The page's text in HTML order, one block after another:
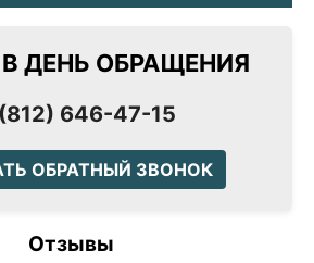
ДЕНЬ ОБРАЩЕНИЯ
646-47-15
ОБРАТНЫЙ ЗВОНОК
Отзывы